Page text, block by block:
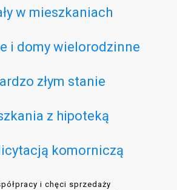
w mieszkaniach
i domy wielorodzinne
złym stanie
z hipoteką
komorniczą
i chęci sprzedaży